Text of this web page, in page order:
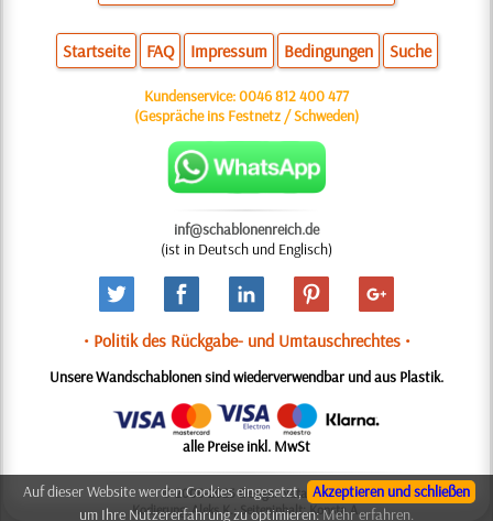
Startseite FAQ Impressum Bedingungen Suche
Kundenservice:0046 812 400 477
(Gespräche ins Festnetz / Schweden)
inf@schablonenreich.de
(ist in Deutsch und Englisch)
• Politik des Rückgabe- und Umtauschrechtes •
Unsere Wandschablonen sind wiederverwendbar und aus Plastik.
alle Preise inkl. MwSt
© 2006-2025 Design: Natali M.
Kodierung: Aleks K.; Seiteninhalt: Konsta A.
Akzeptieren und schließen
Auf dieser Website werden Cookies eingesetzt,
um Ihre Nutzererfahrung zu optimieren: Mehr erfahren.